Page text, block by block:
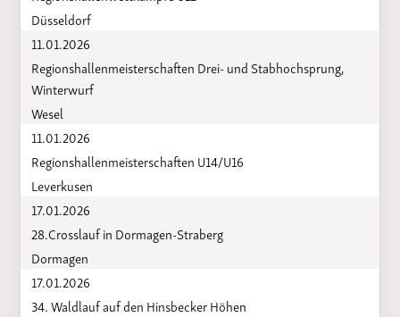
Düsseldorf
11.01.2026
Regionshallenmeisterschaften Drei- und Stabhochsprung,
Winterwurf
Wesel
11.01.2026
Regionshallenmeisterschaften U14/U16
Leverkusen
17.01.2026
28.Crosslauf in Dormagen-Straberg
Dormagen
17.01.2026
34. Waldlauf auf den Hinsbecker Höhen